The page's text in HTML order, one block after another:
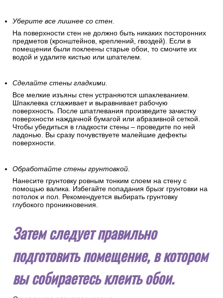
Уберите все лишнее со стен.
На поверхности стен не должно быть никаких посторонних
предметов (кронштейнов, креплений, гвоздей). Если в
помещении были поклеены старые обои, то смочите их
водой и удалите кистью или шпателем.
Сделайте стены гладкими.
Все мелкие изъяны стен устраняются шпаклеванием.
Шпаклевка сглаживает и выравнивает рабочую
поверхность. После шпатлевания произведите зачистку
поверхности наждачной бумагой или абразивной сеткой.
Чтобы убедиться в гладкости стены – проведите по ней
ладонью. Вы сразу почувствуете малейшие дефекты
поверхности.
Обработайте стены грунтовкой.
Нанесите грунтовку ровным тонким слоем на стену с
помощью валика. Избегайте попадания брызг грунтовки на
потолок и пол. Рекомендуется выбирать грунтовку
глубокого проникновения.
Затем следует правильно
подготовить помещение, в котором
вы собираетесь клеить обои.